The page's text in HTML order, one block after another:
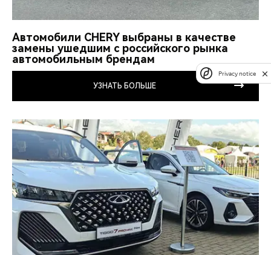
Автомобили CHERY выбраны в качестве
замены ушедшим с российского рынка
автомобильным брендам
УЗНАТЬ БОЛЬШЕ
Privacy notice